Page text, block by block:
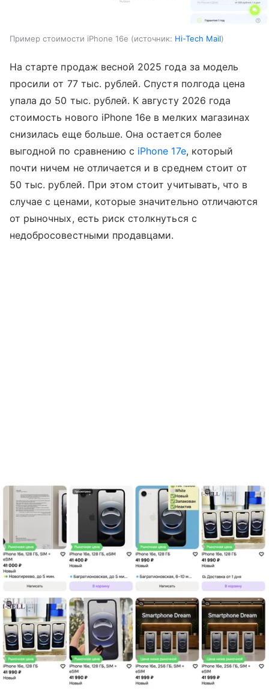
Пример стоимости iPhone 16e источник: Hi-Tech Mail
На старте продаж весной 2025 года за модель
просили от 77 тыс. рублей. Спустя полгода цена
упала до 50 тыс. рублей. К августу 2026 года
стоимость нового iPhone 16e в мелких магазинах
снизилась еще больше. Она остается более
выгодной по сравнению с iPhone 17e, который
почти ничем не отличается и в среднем стоит от
50 тыс. рублей. При этом стоит учитывать, что в
случае с ценами, которые значительно отличаются
от рыночных, есть риск столкнуться с
недобросовестными продавцами.